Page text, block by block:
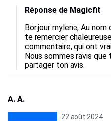
Réponse de Magicfit
Bonjour mylene, Au
te remercier
commentaire, qui ont
Nous sommes ravis
partager ton avis.
A. A.
22 août 2024